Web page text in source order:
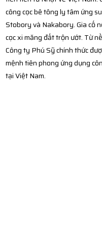
công cọc bê tông ly tâm ứng
Stobory và Nakabory. Gia cố
cọc xi măng đất trộn ướt. Từ
Công ty Phú Sỹ chính thức
mệnh tiên phong ứng dụng
tại Việt Nam.